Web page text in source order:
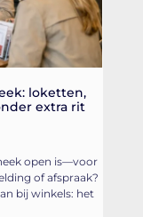
loketten,
extra rit
open is—voor
of afspraak?
bij winkels: het